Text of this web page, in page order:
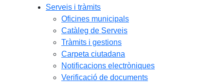
Serveis i tràmits
Oficines municipals
Catàleg de Serveis
Tràmits i gestions
Carpeta ciutadana
Notificacions electròniques
Verificació de documents